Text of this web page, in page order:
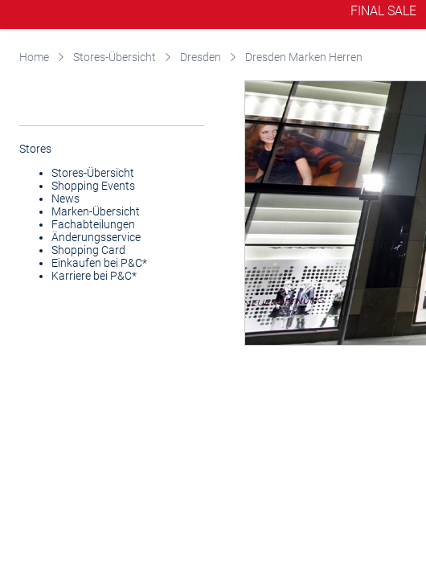
FINAL SALE
Home Stores-Übersicht Dresden Dresden Marken Herren
Stores
Stores-Übersicht
Shopping Events
News
Marken-Übersicht
Fachabteilungen
Änderungsservice
Shopping Card
Einkaufen bei P&C*
Karriere bei P&C*